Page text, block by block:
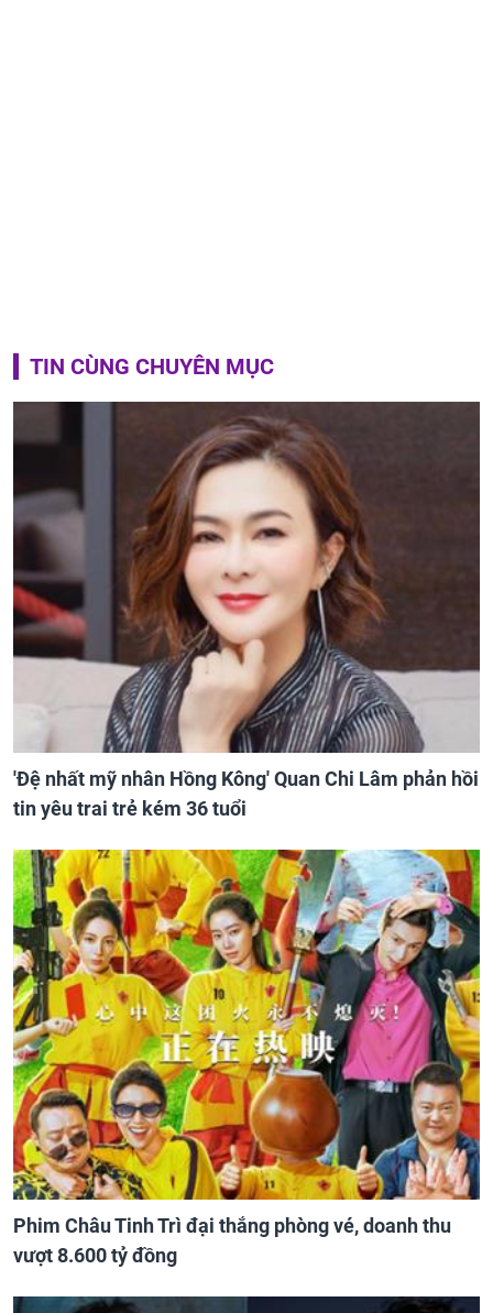
TIN CÙNG CHUYÊN MỤC
'Đệ nhất mỹ nhân Hồng Kông' Quan Chi Lâm phản hồi
tin yêu trai trẻ kém 36 tuổi
Phim Châu Tinh Trì đại thắng phòng vé, doanh thu
vượt 8.600 tỷ đồng